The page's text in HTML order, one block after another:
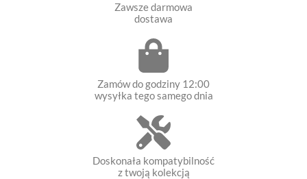
Zawsze darmowa
dostawa
Zamów do godziny 12:00
wysyłka tego samego dnia
Doskonała kompatybilność
z twoją kolekcją